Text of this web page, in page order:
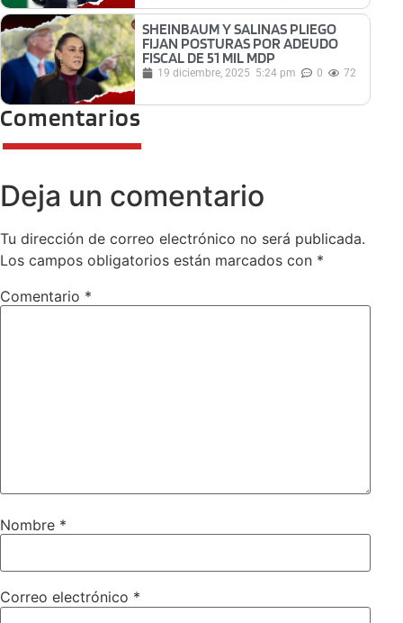
SHEINBAUM Y SALINAS PLIEGO
FIJAN POSTURAS POR ADEUDO
FISCAL DE 51 MIL MDP
19 diciembre, 2025 5:24 pm 0 72
Comentarios
Deja un comentario
Tu dirección de correo electrónico no será publicada.
Los campos obligatorios están marcados con *
Comentario *
Nombre *
Correo electrónico *